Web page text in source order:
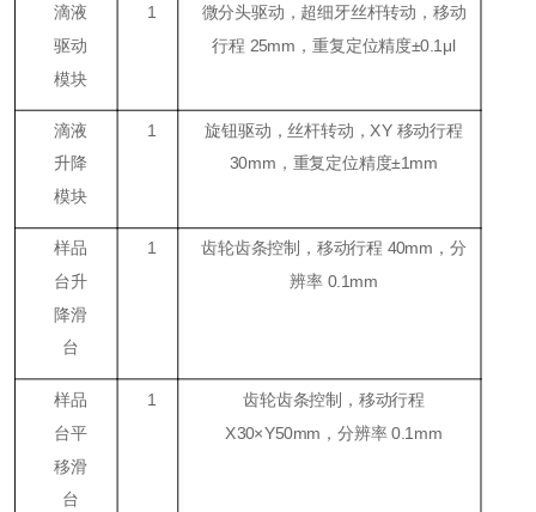
滴液
驱动
模块
1 微分头驱动，超细牙丝杆转动，移动
行程 25mm，重复定位精度±0.1μl
滴液
升降
模块
1 旋钮驱动，丝杆转动，XY 移动行程
30mm，重复定位精度±1mm
样品
台升
降滑
台
1 齿轮齿条控制，移动行程 40mm，分
辨率 0.1mm
样品
台平
移滑
台
1 齿轮齿条控制，移动行程
X30×Y50mm，分辨率 0.1mm